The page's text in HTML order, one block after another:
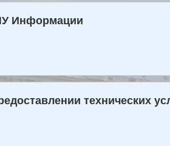
Информации
технических